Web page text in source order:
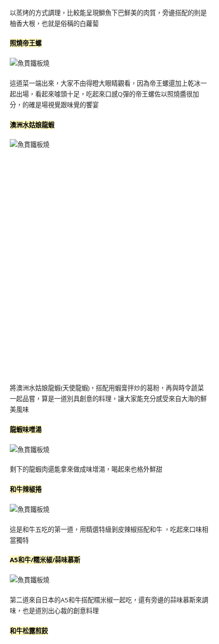
以蒸烤的方式調理，比較能呈現鰤魚下巴鮮美的肉質，旁邊搭配的則是
柚香大根，也就是俗稱的白蘿蔔
照燒帝王螺
這道菜一端出來，大家不由得瞪大眼睛觀看，因為帝王螺還加上乾冰一
起出場，看起來噱頭十足，吃起來口感Q彈的帝王螺佐以照燒醬很加
分，的確是場視覺跟味覺的饗宴
澳洲水姑娘龍蝦
將澳洲水姑娘龍蝦(天使龍蝦)，搭配用蝦膏拌炒的葛粉，再與時令蔬菜
一起品嘗，算是一道別具創意的料理，讓大家能充分感受來自大海的鮮
美風味
龍蝦味噌湯
剩下的龍蝦肉還能拿來做成味增湯，喝起來也格外鮮甜
和牛辣椒捲
這是和牛五吃的第一道，用精選特級剝皮辣椒搭配和牛 ，吃起來口味相
當獨特
A5和牛/糯米椒/蒜味慕斯
第二道來自日本的A5和牛搭配糯米椒一起吃，還有旁邊的蒜味慕斯來調
味，也是道別出心裁的創意料理
和牛松露煎餃